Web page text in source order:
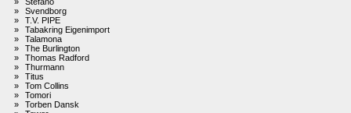
»
Svendborg
»
T.V. PIPE
»
Tabakring Eigenimport
»
Talamona
»
The Burlington
»
Thomas Radford
»
Thurmann
»
Titus
»
Tom Collins
»
Tomori
»
Torben Dansk